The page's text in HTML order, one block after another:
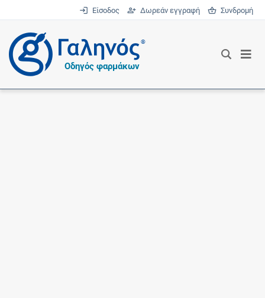
Είσοδος Δωρεάν εγγραφή Συνδρομή
®
Οδηγός φαρμάκων